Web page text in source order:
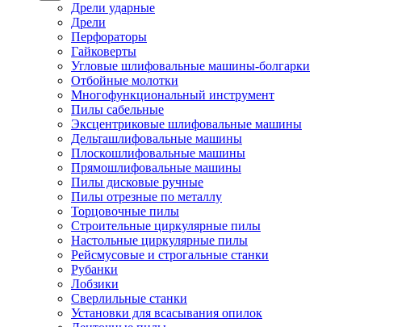
Дрели ударные
Дрели
Перфораторы
Гайковерты
Угловые шлифовальные машины-болгарки
Отбойные молотки
Многофункциональный инструмент
Пилы сабельные
Эксцентриковые шлифовальные машины
Дельташлифовальные машины
Плоскошлифовальные машины
Прямошлифовальные машины
Пилы дисковые ручные
Пилы отрезные по металлу
Торцовочные пилы
Строительные циркулярные пилы
Настольные циркулярные пилы
Рейсмусовые и строгальные станки
Рубанки
Лобзики
Сверлильные станки
Установки для всасывания опилок